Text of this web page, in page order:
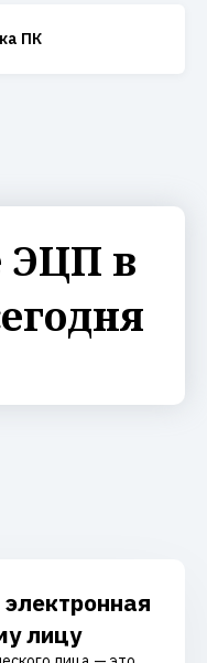
ПК
ЭЦП в
лицу